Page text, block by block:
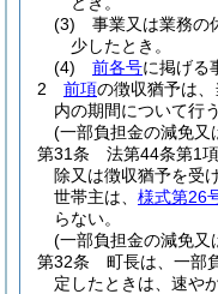
(3)
事業又は業務の
少したとき。
(4)
前各号に掲げる
2
前項の徴収猶予は
内の期間について行う
(一部負担金の減免又
第31条
法第44条第1
除又は徴収猶予を受
世帯主は、 様式第26
らない。
(一部負担金の減免又
第32条
町長は、一部
定したときは、速や